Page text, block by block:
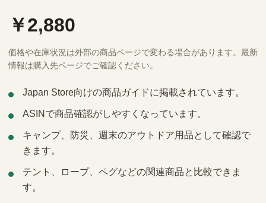
￥2,880
価格や在庫状況は外部の商品ページで変わる場合があります。最新
情報は購入先ページでご確認ください。
Japan Store向けの商品ガイドに掲載されています。
ASINで商品確認がしやすくなっています。
キャンプ、防災、週末のアウトドア用品として確認で
きます。
テント、ロープ、ペグなどの関連商品と比較できま
す。